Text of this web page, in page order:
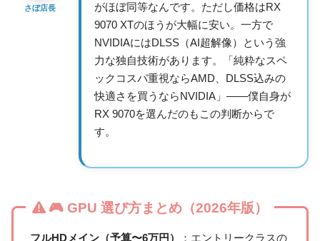
さぼ店長
がほぼ同等なんです。ただし価格はRX
9070 XTのほうが大幅に安い。一方で
NVIDIAにはDLSS（AI超解像）という強
力な独自技術があります。「純粋なスペ
ックコスパ重視ならAMD、DLSS込みの
快適さを買うならNVIDIA」——僕自身が
RX 9070を選んだのもこの判断からで
す。
🎮 GPU 選び方まとめ（2026年版）
フルHDメイン（予算〜6万円）
：エントリークラスの